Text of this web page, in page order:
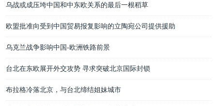
乌战或成压垮中国和中东欧关系的最后一根稻草
欧盟批准向受到中国贸易报复影响的立陶宛公司提供援助
乌克兰战争影响中国-欧洲铁路前景
台北在东欧展开外交攻势 寻求突破北京国际封锁
布拉格冷落北京，与台北缔结姐妹城市